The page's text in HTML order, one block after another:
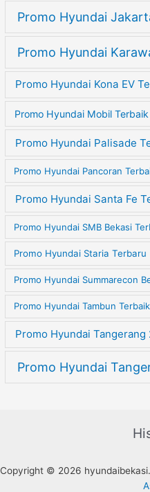
Promo Hyundai
Promo Hyundai
Promo Hyundai Kona EV
Promo Hyundai Mobil Terbaik
Promo Hyundai Palisade
Promo Hyundai Pancoran
Promo Hyundai Santa Fe
Promo Hyundai SMB Bekasi
Promo Hyundai Staria Terbaru
Promo Hyundai Summarecon
Promo Hyundai Tambun Terbaik
Promo Hyundai Tangerang
Promo Hyundai
Copyright © 2026